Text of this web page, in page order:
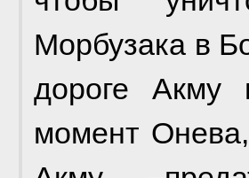
Морбузака в
дороге Акму
момент